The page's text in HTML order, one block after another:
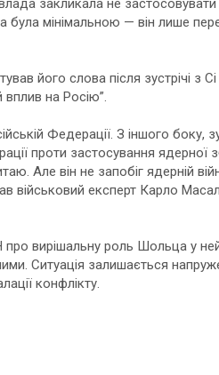
закликала не
мінімальною — він лише
його слова після зустрічі з
вплив на Росію”.
Федерації. З іншого боку,
проти застосування ядерної
Але він не запобіг ядерній
військовий експерт Карло
вирішальну роль Шольца у
Ситуація залишається
конфлікту.